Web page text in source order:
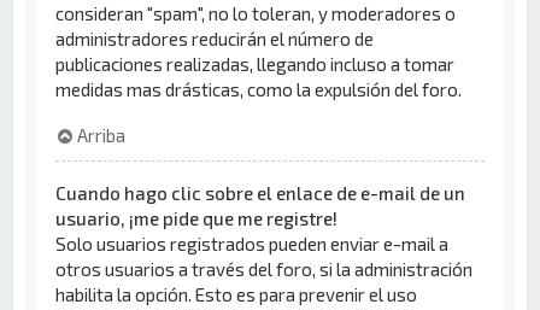
consideran "spam", no lo toleran, y moderadores o
administradores reducirán el número de
publicaciones realizadas, llegando incluso a tomar
medidas mas drásticas, como la expulsión del foro.
Arriba
Cuando hago clic sobre el enlace de e-mail de un
usuario, ¡me pide que me registre!
Solo usuarios registrados pueden enviar e-mail a
otros usuarios a través del foro, si la administración
habilita la opción. Esto es para prevenir el uso